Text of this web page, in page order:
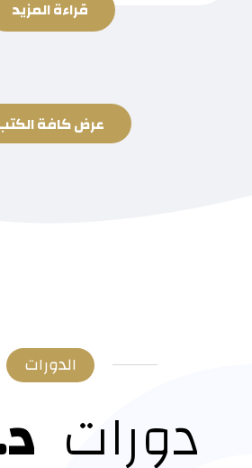
قراءة المزيد
عرض كافة
الدورات
دورات